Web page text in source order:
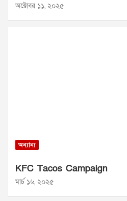
অক্টোবর ১১, ২০২৫
অন্যান্য
KFC Tacos Campaign
মার্চ ১৬, ২০২৫